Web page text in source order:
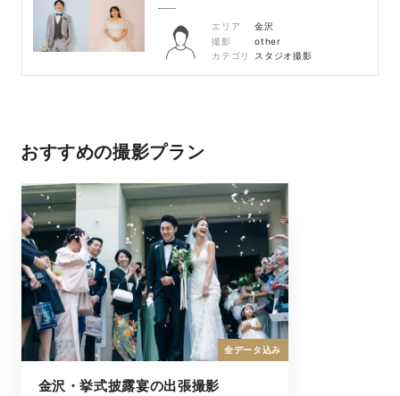
エリア
金沢
撮影
other
カテゴリ
スタジオ撮影
おすすめの撮影プラン
金沢・挙式披露宴の出張撮影
全データ込み